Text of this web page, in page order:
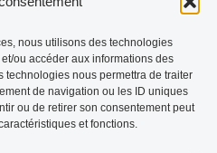
nous utilisons des technologies
ou accéder aux informations des
technologies nous permettra de traiter
de navigation ou les ID uniques
ou de retirer son consentement peut
et fonctions.